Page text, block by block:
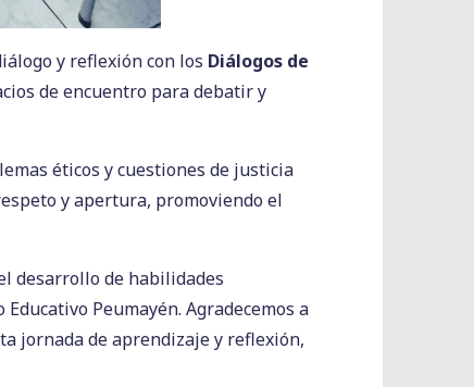
y reflexión con los Diálogos de
de encuentro para debatir y
éticos y cuestiones de justicia
y apertura, promoviendo el
desarrollo de habilidades
Peumayén. Agradecemos a
jornada de aprendizaje y reflexión,